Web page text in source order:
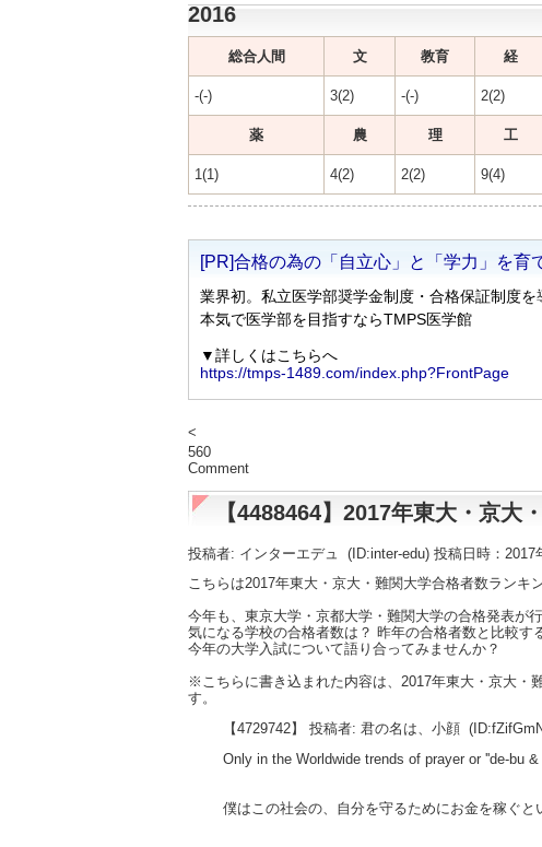
2016
総合人間 文 教育 経
-(-)
3(2) -(-) 2(2)
薬 農 理
工
1(1)
4(2) 2(2) 9(4)
<
560
Comment
【4488464】2017年東大・京大
投稿者: インターエデュ
(ID:inter-edu) 投稿日時：2017
こちらは2017年東大・京大・難関大学合格者数ランキ
今年も、東京大学・京都大学・難関大学の合格発表が行
気になる学校の合格者数は？ 昨年の合格者数と比較す
今年の大学入試について語り合ってみませんか？
※こちらに書き込まれた内容は、2017年東大・京大・
す。
【4729742】 投稿者: 君の名は、小顔
Only in the Worldwide trends of prayer or ''de-bu
僕はこの社会の、自分を守るためにお金を稼ぐと